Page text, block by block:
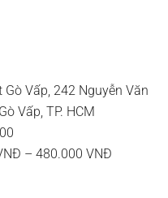
Vấp, 242 Nguyễn Văn
Vấp, TP. HCM
– 480.000 VNĐ